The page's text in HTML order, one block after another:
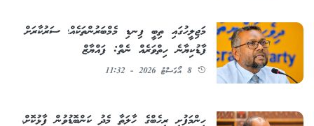
މަޖިލީހުގައި ތިބީ ފިނޑި މެމްބަރުންތަކެއް؛ ސަރުކާރަށް
ފާޑުކިޔާނެ ހިތްވަރެއް ނެތް: ފައްޔާޒް
8 އޯގަސްޓު 2026 - 11:32
ހިންމަފުށީ ރީހެބްގެ ހާލަތާ މެދު ކަންބޮޑުވުން ފާޅުކޮށް،